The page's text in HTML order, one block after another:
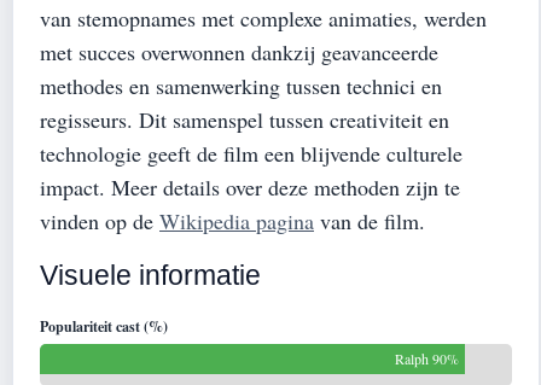
van stemopnames met complexe animaties, werden
met succes overwonnen dankzij geavanceerde
methodes en samenwerking tussen technici en
regisseurs. Dit samenspel tussen creativiteit en
technologie geeft de film een blijvende culturele
impact. Meer details over deze methoden zijn te
vinden op de Wikipedia pagina van de film.
Visuele informatie
Populariteit cast (%)
Ralph 90%